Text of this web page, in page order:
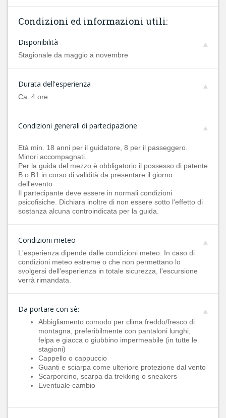
Condizioni ed informazioni utili:
Disponibilità
Stagionale da maggio a novembre
Durata dell'esperienza
Ca. 4 ore
Condizioni generali di partecipazione
Età min. 18 anni per il guidatore, 8 per il passeggero.
Minori accompagnati.
Per la guida del mezzo è obbligatorio il possesso di patente
B o B1 in corso di validità da presentare il giorno
dell'evento
Il partecipante deve essere in normali condizioni
psicofisiche. Dichiara inoltre di non essere sotto l'effetto di
sostanza alcuna controindicata per la guida.
Condizioni meteo
L'esperienza dipende dalle condizioni meteo. In caso di
condizioni meteo estreme o che non permettano lo
svolgersi dell'esperienza in totale sicurezza, l'escursione
verrà rimandata.
Da portare con sè:
Abbigliamento comodo per clima freddo/fresco di
montagna, preferibilmente con pantaloni lunghi,
felpa e giacca o giubbino impermeabile (in tutte le
stagioni)
Cappello o cappuccio
Guanti e sciarpa come ulteriore protezione dal vento
Scarporcino, scarpa da trekking o sneakers
Eventuale cambio